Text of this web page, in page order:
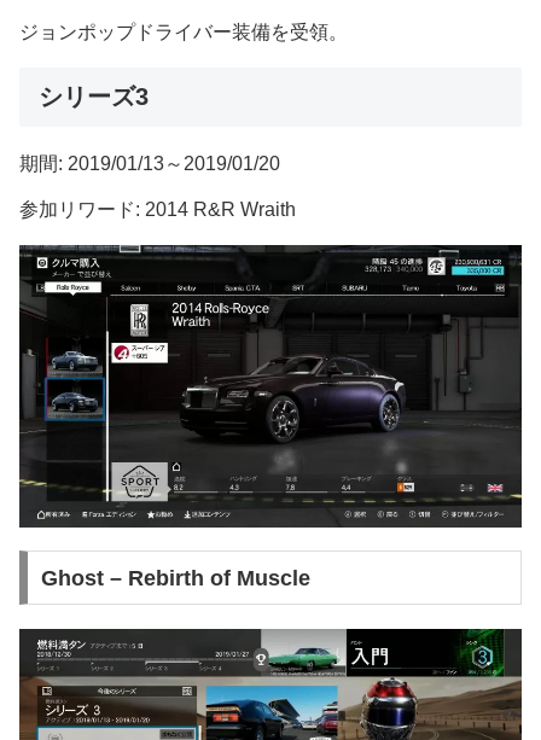
ジョンポップドライバー装備を受領。
シリーズ3
期間: 2019/01/13～2019/01/20
参加リワード: 2014 R&R Wraith
Ghost – Rebirth of Muscle